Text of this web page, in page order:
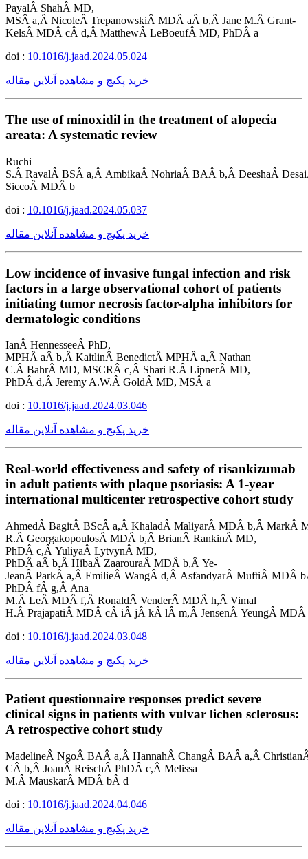
PayalÂ ShahÂ MD,
MSÂ a,Â NicoleÂ TrepanowskiÂ MDÂ aÂ b,Â Jane M.Â Grant-
KelsÂ MDÂ cÂ d,Â MatthewÂ LeBoeufÂ MD, PhDÂ a
doi : 10.1016/j.jaad.2024.05.024
خرید پکیج و مشاهده آنلاین مقاله
The use of minoxidil in the treatment of alopecia
areata: A systematic review
Ruchi
S.Â RavalÂ BSÂ a,Â AmbikaÂ NohriaÂ BAÂ b,Â DeeshaÂ
SiccoÂ MDÂ b
doi : 10.1016/j.jaad.2024.05.037
خرید پکیج و مشاهده آنلاین مقاله
Low incidence of invasive fungal infection and risk
factors in a large observational cohort of patients
initiating tumor necrosis factor-alpha inhibitors for
dermatologic conditions
IanÂ HennesseeÂ PhD,
MPHÂ aÂ b,Â KaitlinÂ BenedictÂ MPHÂ a,Â Nathan
C.Â BahrÂ MD, MSCRÂ c,Â Shari R.Â LipnerÂ MD,
PhDÂ d,Â Jeremy A.W.Â GoldÂ MD, MSÂ a
doi : 10.1016/j.jaad.2024.03.046
خرید پکیج و مشاهده آنلاین مقاله
Real-world effectiveness and safety of risankizumab
in adult patients with plaque psoriasis: A 1-year
international multicenter retrospective cohort study
AhmedÂ BagitÂ BScÂ a,Â KhaladÂ MaliyarÂ MDÂ b,Â MarkÂ
R.Â GeorgakopoulosÂ MDÂ b,Â BrianÂ RankinÂ MD,
PhDÂ c,Â YuliyaÂ LytvynÂ MD,
PhDÂ aÂ b,Â HibaÂ ZaarouraÂ MDÂ b,Â Ye-
JeanÂ ParkÂ a,Â EmilieÂ WangÂ d,Â AsfandyarÂ MuftiÂ MDÂ
PhDÂ fÂ g,Â Ana
M.Â LeÂ MDÂ f,Â RonaldÂ VenderÂ MDÂ h,Â Vimal
H.Â PrajapatiÂ MDÂ cÂ iÂ jÂ kÂ lÂ m,Â JensenÂ YeungÂ
doi : 10.1016/j.jaad.2024.03.048
خرید پکیج و مشاهده آنلاین مقاله
Patient questionnaire responses predict severe
clinical signs in patients with vulvar lichen sclerosus:
A retrospective cohort study
MadelineÂ NgoÂ BAÂ a,Â HannahÂ ChangÂ BAÂ a,Â
CÂ b,Â JoanÂ ReischÂ PhDÂ c,Â Melissa
M.Â MauskarÂ MDÂ bÂ d
doi : 10.1016/j.jaad.2024.04.046
خرید پکیج و مشاهده آنلاین مقاله